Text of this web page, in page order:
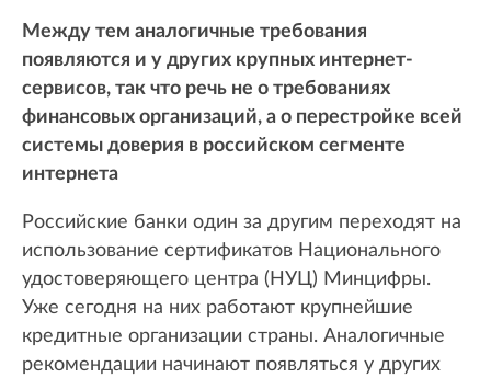
Между тем аналогичные требования
появляются и у других крупных интернет-
сервисов, так что речь не о требованиях
финансовых организаций, а о перестройке всей
системы доверия в российском сегменте
интернета
Российские банки один за другим переходят на
использование сертификатов Национального
удостоверяющего центра (НУЦ) Минцифры.
Уже сегодня на них работают крупнейшие
кредитные организации страны. Аналогичные
рекомендации начинают появляться у других